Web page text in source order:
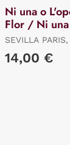
Ni una o
Flor / Ni
Opuesta Flor.
SEVILLA
14,00 €